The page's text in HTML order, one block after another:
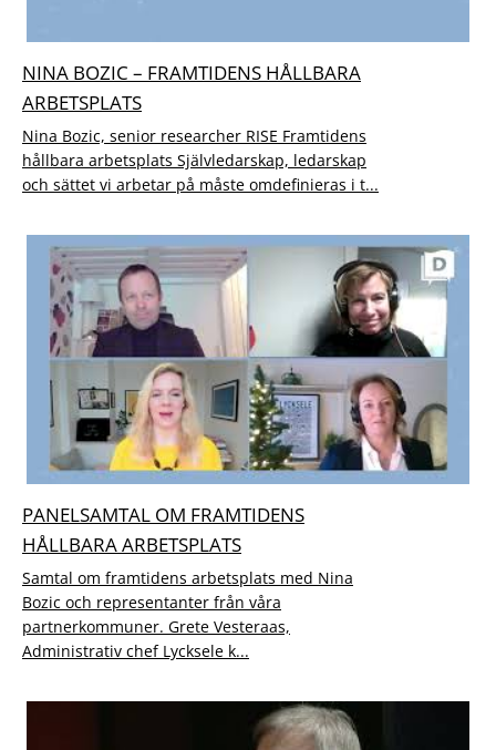
NINA BOZIC – FRAMTIDENS HÅLLBARA
ARBETSPLATS
Nina Bozic, senior researcher RISE Framtidens
hållbara arbetsplats Självledarskap, ledarskap
och sättet vi arbetar på måste omdefinieras i t...
PANELSAMTAL OM FRAMTIDENS
HÅLLBARA ARBETSPLATS
Samtal om framtidens arbetsplats med Nina
Bozic och representanter från våra
partnerkommuner. Grete Vesteraas,
Administrativ chef Lycksele k...